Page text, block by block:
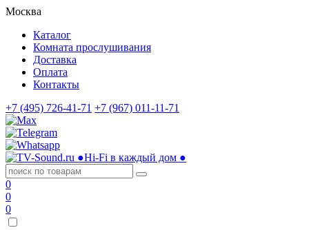
Москва
Каталог
Комната прослушивания
Доставка
Оплата
Контакты
+7 (495) 726-41-71 +7 (967) 011-11-71
●Hi-Fi в каждый дом ●
0
0
0